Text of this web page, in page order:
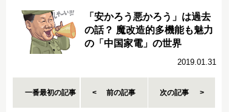
「安かろう悪かろう」は過去
の話？ 魔改造的多機能も魅力
の「中国家電」の世界
2019.01.31
一番最初の記事 前の記事 次の記事